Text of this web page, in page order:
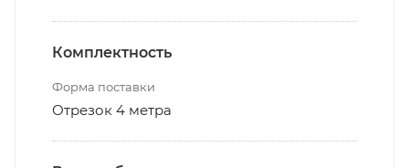
Комплектность
Форма поставки
Отрезок 4 метра